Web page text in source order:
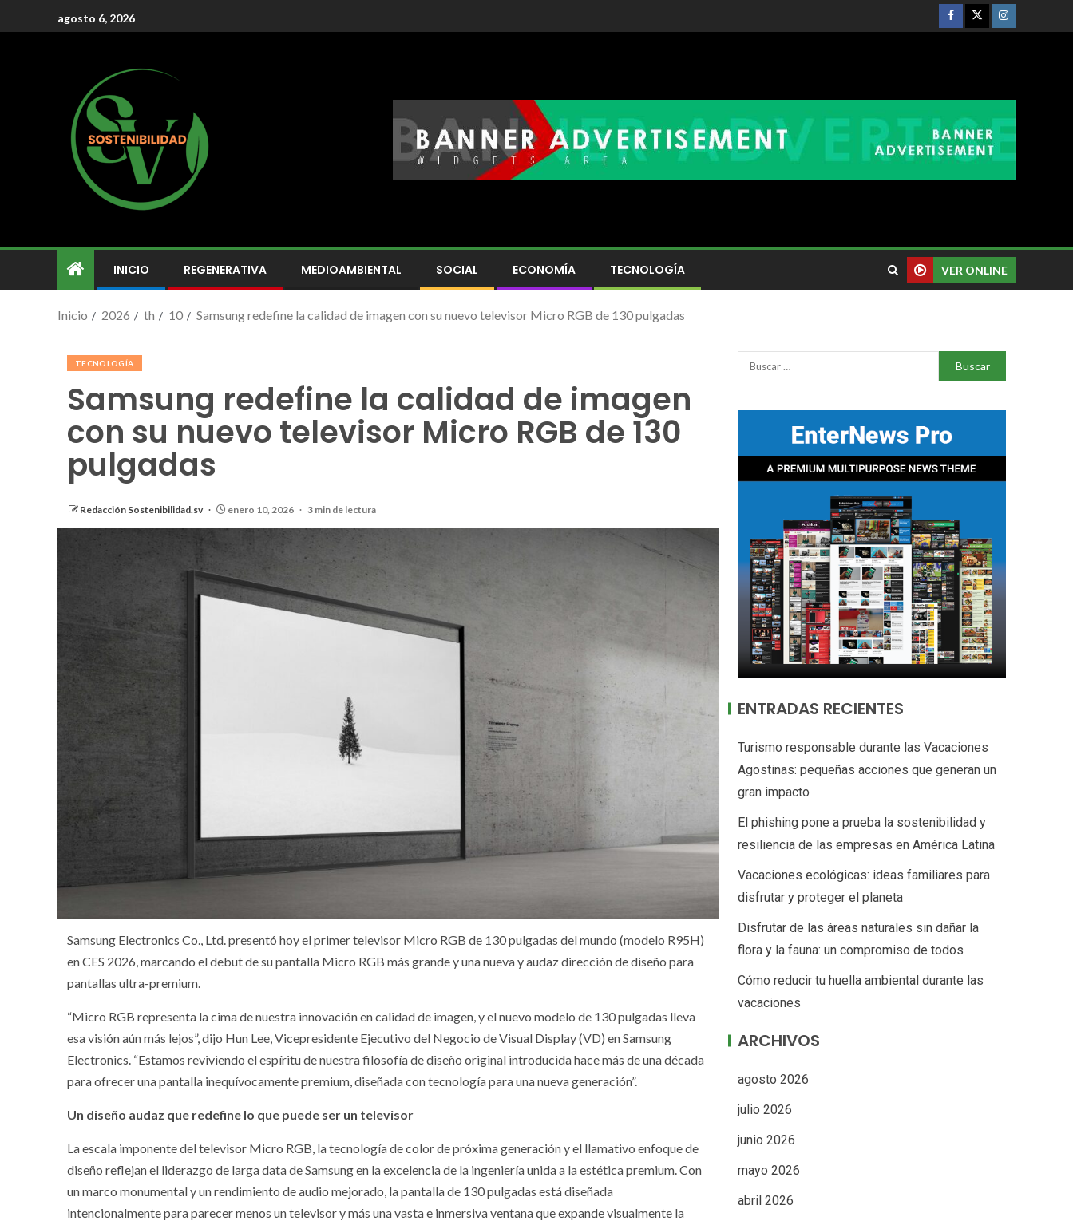
agosto 6, 2026
INICIO REGENERATIVA MEDIOAMBIENTAL SOCIAL ECONOMÍA TECNOLOGÍA VER ONLINE
Inicio 2026 th 10 Samsung redefine la calidad de imagen con su nuevo televisor Micro RGB de 130 pulgadas
TECNOLOGÍA
Samsung redefine la calidad de imagen
con su nuevo televisor Micro RGB de 130
pulgadas
Redacción Sostenibilidad.sv enero 10, 2026 3 min de lectura
Samsung Electronics Co., Ltd. presentó hoy el primer televisor Micro RGB de 130 pulgadas del mundo (modelo R95H)
en CES 2026, marcando el debut de su pantalla Micro RGB más grande y una nueva y audaz dirección de diseño para
pantallas ultra-premium.
“Micro RGB representa la cima de nuestra innovación en calidad de imagen, y el nuevo modelo de 130 pulgadas lleva
esa visión aún más lejos”, dijo Hun Lee, Vicepresidente Ejecutivo del Negocio de Visual Display (VD) en Samsung
Electronics. “Estamos reviviendo el espíritu de nuestra filosofía de diseño original introducida hace más de una década
para ofrecer una pantalla inequívocamente premium, diseñada con tecnología para una nueva generación”.
Un diseño audaz que redefine lo que puede ser un televisor
La escala imponente del televisor Micro RGB, la tecnología de color de próxima generación y el llamativo enfoque de
diseño reflejan el liderazgo de larga data de Samsung en la excelencia de la ingeniería unida a la estética premium. Con
un marco monumental y un rendimiento de audio mejorado, la pantalla de 130 pulgadas está diseñada
intencionalmente para parecer menos un televisor y más una vasta e inmersiva ventana que expande visualmente la
ENTRADAS RECIENTES
Turismo responsable durante las Vacaciones
Agostinas: pequeñas acciones que generan un
gran impacto
El phishing pone a prueba la sostenibilidad y
resiliencia de las empresas en América Latina
Vacaciones ecológicas: ideas familiares para
disfrutar y proteger el planeta
Disfrutar de las áreas naturales sin dañar la
flora y la fauna: un compromiso de todos
Cómo reducir tu huella ambiental durante las
vacaciones
ARCHIVOS
agosto 2026
julio 2026
junio 2026
mayo 2026
abril 2026